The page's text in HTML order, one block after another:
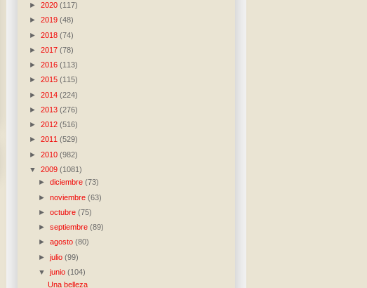
► 2020 (117)
► 2019 (48)
► 2018 (74)
► 2017 (78)
► 2016 (113)
► 2015 (115)
► 2014 (224)
► 2013 (276)
► 2012 (516)
► 2011 (529)
► 2010 (982)
▼ 2009 (1081)
►diciembre(73)
►noviembre(63)
►octubre(75)
►septiembre(89)
►agosto(80)
►julio(99)
▼junio(104)
Una belleza